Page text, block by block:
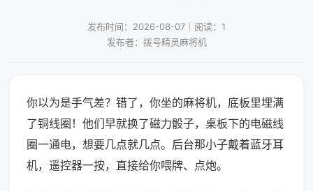
发布时间：2026-08-07｜阅读：1
发布者：拨号精灵麻将机
你以为是手气差？错了，你坐的麻将机，底板里埋满
了铜线圈！他们早就换了磁力骰子，桌板下的电磁线
圈一通电，想要几点就几点。后台那小子戴着蓝牙耳
机，遥控器一按，直接给你喂牌、点炮。